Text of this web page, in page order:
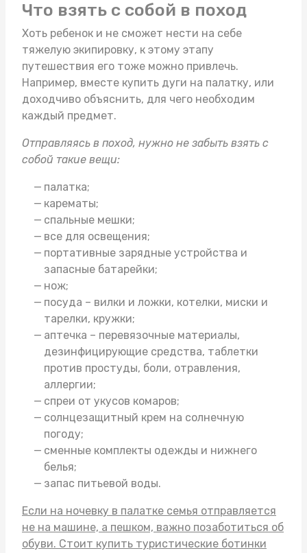
Что взять с собой в поход
Хоть ребенок и не сможет нести на себе
тяжелую экипировку, к этому этапу
путешествия его тоже можно привлечь.
Например, вместе купить дуги на палатку, или
доходчиво объяснить, для чего необходим
каждый предмет.
Отправляясь в поход, нужно не забыть взять с
собой такие вещи:
палатка;
карематы;
спальные мешки;
все для освещения;
портативные зарядные устройства и
запасные батарейки;
нож;
посуда – вилки и ложки, котелки, миски и
тарелки, кружки;
аптечка – перевязочные материалы,
дезинфицирующие средства, таблетки
против простуды, боли, отравления,
аллергии;
спреи от укусов комаров;
солнцезащитный крем на солнечную
погоду;
сменные комплекты одежды и нижнего
белья;
запас питьевой воды.
Если на ночевку в палатке семья отправляется
не на машине, а пешком, важно позаботиться об
обуви. Стоит купить туристические ботинки